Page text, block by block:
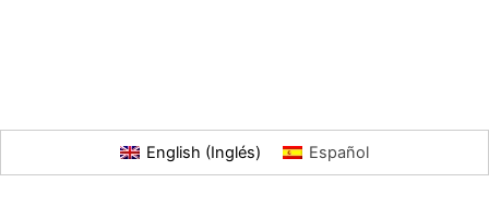
English (Inglés) Español